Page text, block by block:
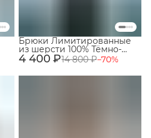
4 400 ₽14 800 ₽−70%
Брюки Лимитированные
из шерсти 100% Тёмно-
синий